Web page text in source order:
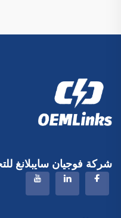
شركة فوجيان سايبلانغ